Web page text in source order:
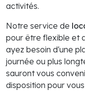
activités.
Notre service de
pour être flexible et
ayez besoin d'une
journée ou plus
sauront vous
disposition pour